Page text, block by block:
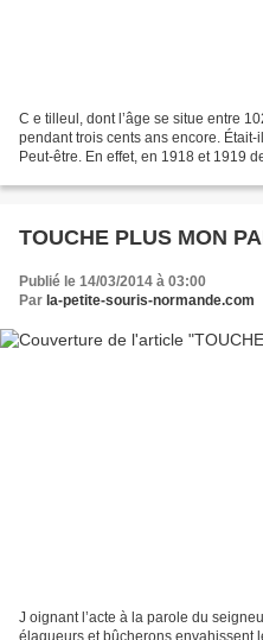
C e tilleul, dont l’âge se situe entre
pendant trois cents ans encore.
Peut-être. En effet, en 1918 et 1919
TOUCHE PLUS MON
Publié le 14/03/2014 à 03:00
Par la-petite-souris-normande.com
J oignant l’acte à la parole du
élagueurs et bûcherons envahissent